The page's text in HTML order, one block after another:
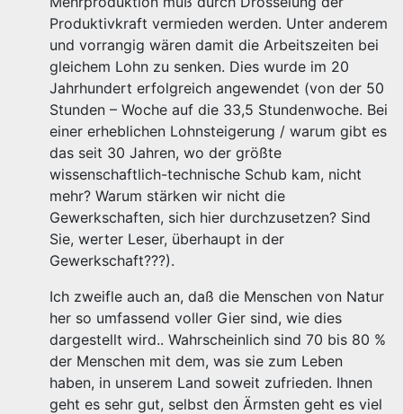
Produktivkraft vermieden werden. Unter anderem
und vorrangig wären damit die Arbeitszeiten bei
gleichem Lohn zu senken. Dies wurde im 20
Jahrhundert erfolgreich angewendet (von der 50
Stunden – Woche auf die 33,5 Stundenwoche. Bei
einer erheblichen Lohnsteigerung / warum gibt es
das seit 30 Jahren, wo der größte
wissenschaftlich-technische Schub kam, nicht
mehr? Warum stärken wir nicht die
Gewerkschaften, sich hier durchzusetzen? Sind
Sie, werter Leser, überhaupt in der
Gewerkschaft???).
Ich zweifle auch an, daß die Menschen von Natur
her so umfassend voller Gier sind, wie dies
dargestellt wird.. Wahrscheinlich sind 70 bis 80 %
der Menschen mit dem, was sie zum Leben
haben, in unserem Land soweit zufrieden. Ihnen
geht es sehr gut, selbst den Ärmsten geht es viel